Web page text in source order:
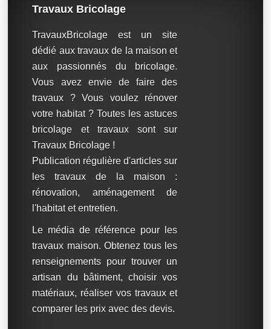
Travaux Bricolage
TravauxBricolage est un site
dédié aux travaux de la maison et
aux passionnés du bricolage.
Vous avez envie de faire des
travaux ? Vous voulez rénover
votre habitat ? Toutes les astuces
bricolage et travaux sont sur
Travaux Bricolage !
Publication régulière d'articles sur
les travaux de la maison :
rénovation, aménagement de
l'habitat et entretien.
Le média de référence pour les
travaux maison. Obtenez tous les
renseignements pour trouver un
artisan du bâtiment, choisir vos
matériaux, réaliser vos travaux et
comparer les prix avec des devis.